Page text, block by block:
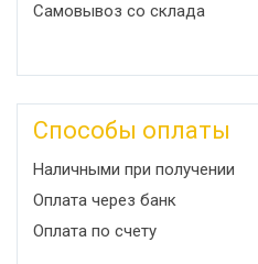
Самовывоз со склада
Способы оплаты
Наличными при получении
Оплата через банк
Оплата по счету